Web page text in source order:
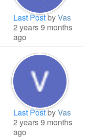
Last PostbyVas
2 years 9 months
ago
Last PostbyVas
2 years 9 months
ago